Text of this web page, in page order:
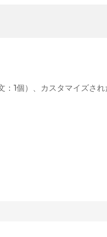
1個）、カスタマイズされ